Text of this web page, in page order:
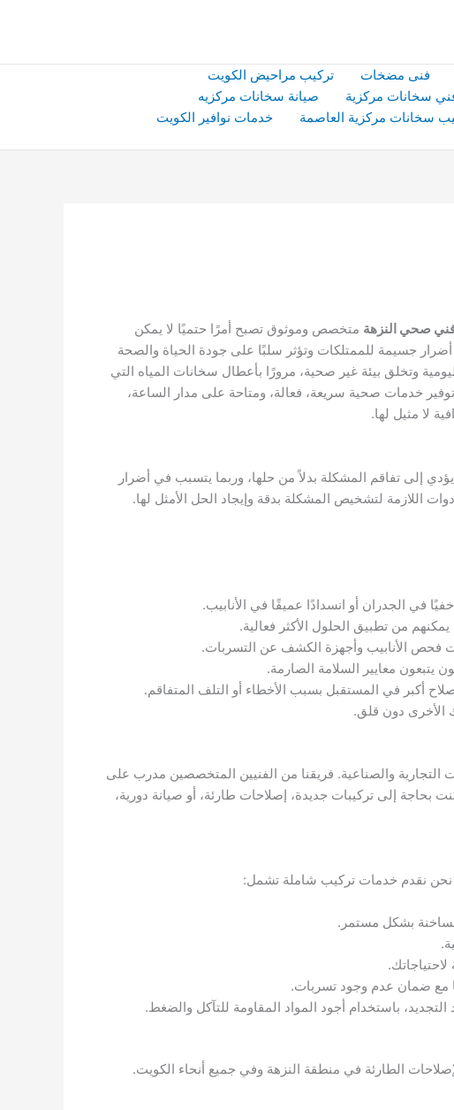
فنى مضخات
تركيب مراحيض الكويت
سخانات مركزية
صيانة سخانات مركزيه
سخانات مركزية العاصمة
خدمات نوافير الكويت
صحي النزهة متخصص وموثوق تصبح أمرًا حتميًا لا يمكن
جسيمة للممتلكات وتؤثر سلبًا على جودة الحياة والصحة
وتخلق بيئة غير صحية، مرورًا بأعطال سخانات المياه التي
خدمات صحية سريعة، فعالة، ومتاحة على مدار الساعة،
لا مثيل لها.
إلى تفاقم المشكلة بدلاً من حلها، وربما يتسبب في أضرار
اللازمة لتشخيص المشكلة بدقة وإيجاد الحل الأمثل لها.
في الجدران أو انسدادًا عميقًا في الأنابيب.
من تطبيق الحلول الأكثر فعالية.
فحص الأنابيب وأجهزة الكشف عن التسربات.
يتبعون معايير السلامة الصارمة.
أكبر في المستقبل بسبب الأخطاء أو التلف المتفاقم.
الأخرى دون قلق.
والصناعية. فريقنا من الفنيين المتخصصين مدرب على
إلى تركيبات جديدة، إصلاحات طارئة، أو صيانة دورية،
نحن نقدم خدمات تركيب شاملة تشمل:
بشكل مستمر.
مع ضمان عدم وجود تسربات.
باستخدام أجود المواد المقاومة للتآكل والضغط.
الطارئة في منطقة النزهة وفي جميع أنحاء الكويت.